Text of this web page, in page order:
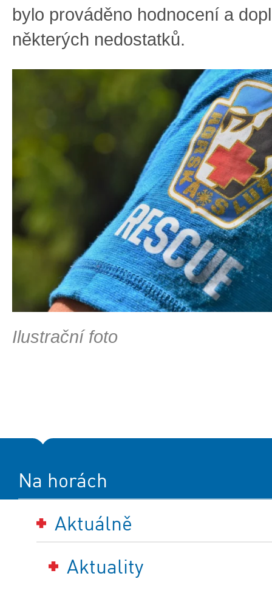
bylo prováděno hodnocení a
některých nedostatků.
Ilustrační foto
Na horách
Aktuálně
Aktuality